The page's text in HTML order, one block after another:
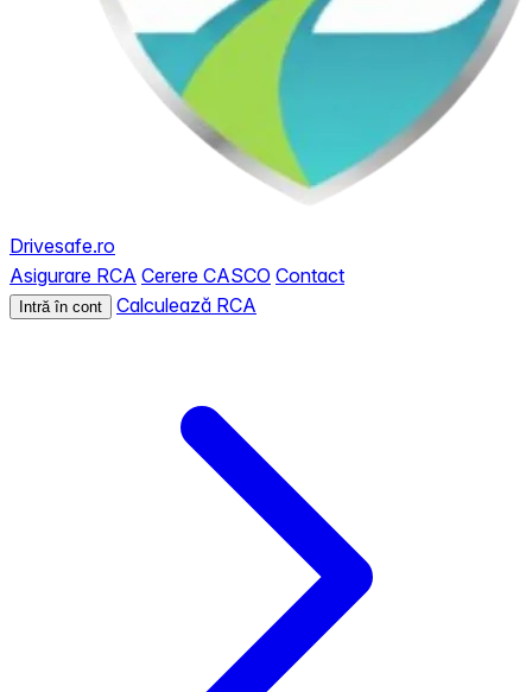
Drivesafe.ro
Asigurare RCA Cerere CASCO Contact
Intră în cont Calculează RCA